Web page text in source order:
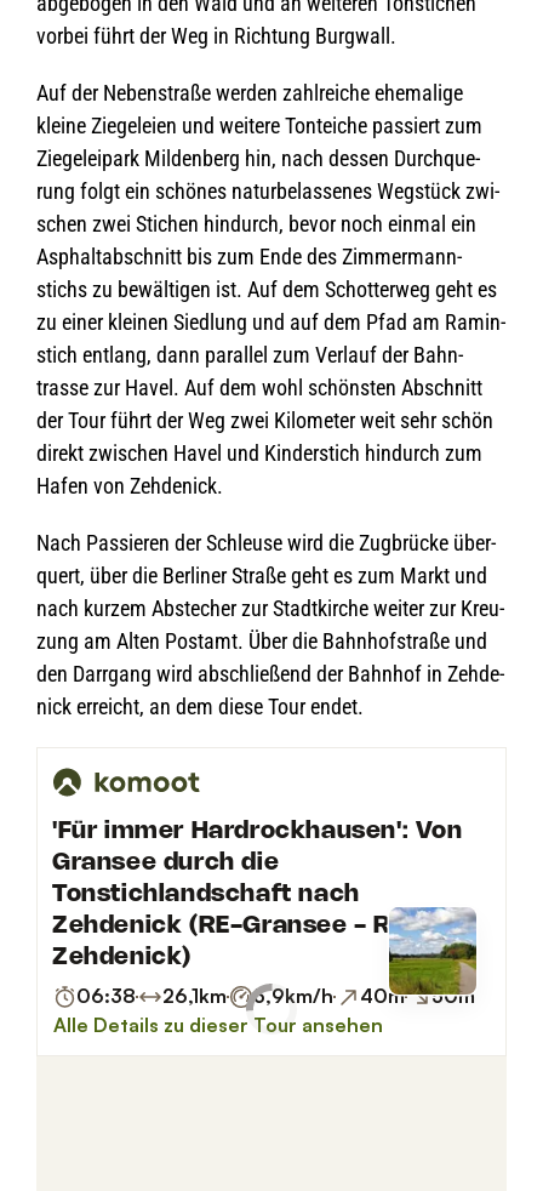
vor­bei führt der Weg in Rich­tung Burgwall.
Auf der Neben­straße wer­den zahl­rei­che ehe­ma­lige
kleine Zie­ge­leien und wei­tere Ton­tei­che pas­siert zum
Zie­ge­lei­park Mil­den­berg hin, nach des­sen Durch­que­
rung folgt ein schö­nes natur­be­las­se­nes Weg­stück zwi­
schen zwei Sti­chen hin­durch, bevor noch ein­mal ein
Asphalt­ab­schnitt bis zum Ende des Zim­mer­mann­
stichs zu bewäl­ti­gen ist. Auf dem Schot­ter­weg geht es
zu einer klei­nen Sied­lung und auf dem Pfad am Ramin­
stich ent­lang, dann par­al­lel zum Ver­lauf der Bahn­
trasse zur Havel. Auf dem wohl schöns­ten Abschnitt
der Tour führt der Weg zwei Kilo­me­ter weit sehr schön
direkt zwi­schen Havel und Kin­der­stich hin­durch zum
Hafen von Zehdenick.
Nach Pas­sie­ren der Schleuse wird die Zug­brü­cke über­
quert, über die Ber­li­ner Straße geht es zum Markt und
nach kur­zem Abste­cher zur Stadt­kir­che wei­ter zur Kreu­
zung am Alten Post­amt. Über die Bahn­hof­straße und
den Darr­gang wird abschlie­ßend der Bahn­hof in Zeh­de­
nick erreicht, an dem diese Tour endet.